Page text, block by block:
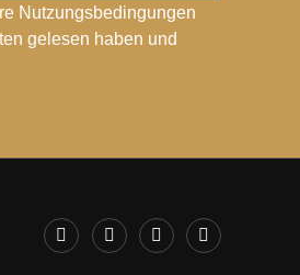
Nutzungsbedingungen
gelesen haben und